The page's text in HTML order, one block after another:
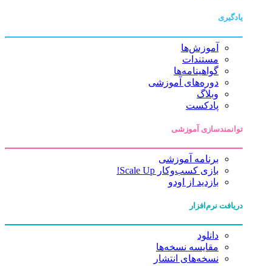
یادگیری
آموزش‌ها
مستندات
گواهینامه‌ها
دوره‌های آموزشی
وبلاگ
پادکست
توانمندسازی آموزشی
برنامه آموزشی
بازی کسب‌وکار Scale Up!
بازدید از اودو
دریافت نرم‌افزار
دانلود
مقایسه نسخه‌ها
نسخه‌های انتشار